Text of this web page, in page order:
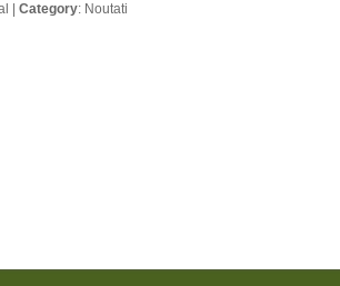
Category: Noutati